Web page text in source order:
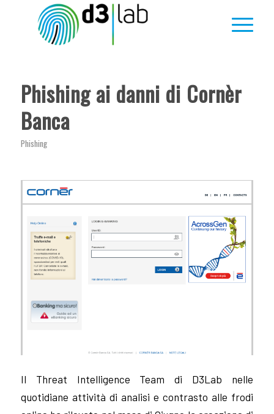
Phishing ai danni di Cornèr
Banca
Phishing
Il Threat Intelligence Team di D3Lab nelle
quotidiane attività di analisi e contrasto alle frodi